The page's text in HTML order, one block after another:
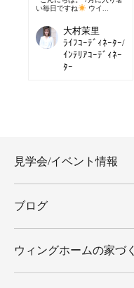
い毎日ですね
ウイ...
大村茉里
ﾗｲﾌｺｰﾃﾞｨﾈｰﾀｰ/
ｲﾝﾃﾘｱｺｰﾃﾞｨﾈｰ
ﾀｰ
見学会/イベント情報
ブログ
ウィングホームの家づ